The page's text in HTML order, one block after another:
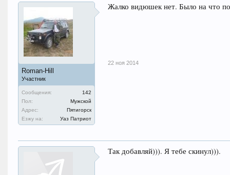
Roman-Hill
Участник
Сообщения:
142
Пол:
Мужской
Адрес:
Пятигорск
Езжу на:
Уаз Патриот
Жалко видюшек нет. Было на что
22 ноя 2014
Так добавляй))). Я тебе скинул))).